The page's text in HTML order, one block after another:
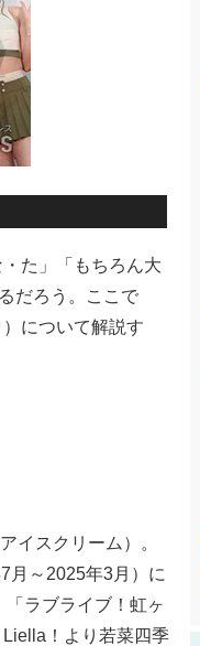
た」「もちろん大
だろう。ここで
について解説す
イスクリーム）。
月～2025年3月）に
ラブライブ！虹ヶ
！より若菜四季